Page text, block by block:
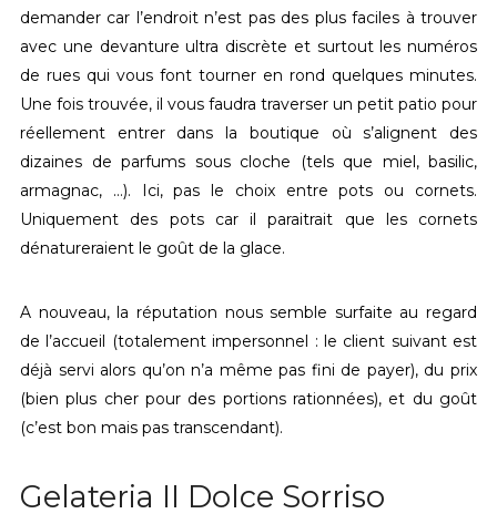
demander car l’endroit n’est pas des plus faciles à trouver
avec une devanture ultra discrète et surtout les numéros
de rues qui vous font tourner en rond quelques minutes.
Une fois trouvée, il vous faudra traverser un petit patio pour
réellement entrer dans la boutique où s’alignent des
dizaines de parfums sous cloche (tels que miel, basilic,
armagnac, …). Ici, pas le choix entre pots ou cornets.
Uniquement des pots car il paraitrait que les cornets
dénatureraient le goût de la glace.
A nouveau, la réputation nous semble surfaite au regard
de l’accueil (totalement impersonnel : le client suivant est
déjà servi alors qu’on n’a même pas fini de payer), du prix
(bien plus cher pour des portions rationnées), et du goût
(c’est bon mais pas transcendant).
Gelateria II Dolce Sorriso